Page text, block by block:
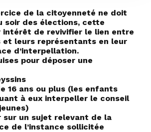
de la citoyenneté ne doit
soir des élections, cette
intérêt de revivifier le lien entre
et leurs représentants en leur
d’interpellation.
pour déposer une
16 ans ou plus (les enfants
à eux interpeller le conseil
sur un sujet relevant de la
de l’instance sollicitée